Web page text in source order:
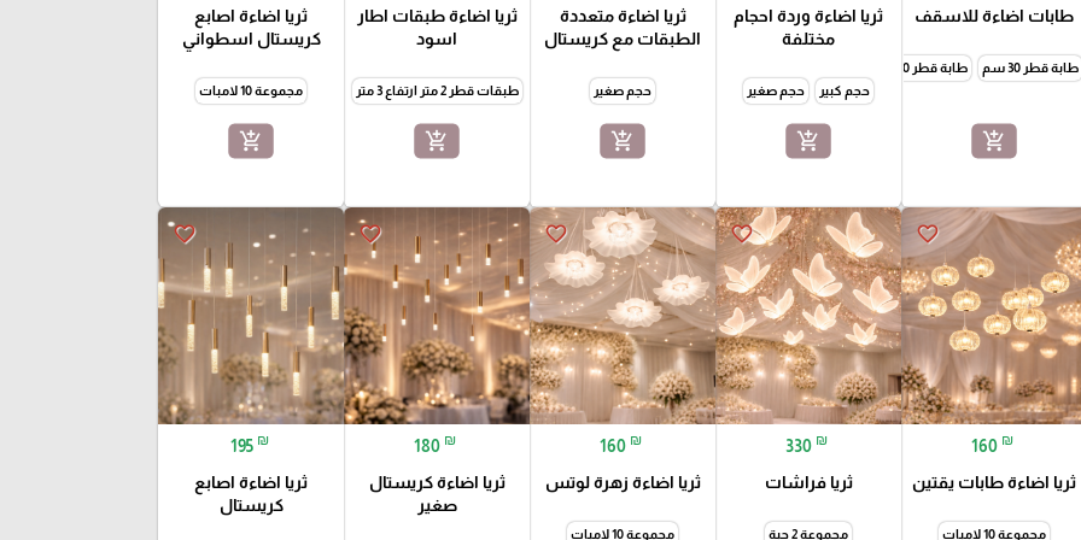
طابات اضاءة للاسقف
طابة قطر 30 سم طابة قطر 40 سم
add_shopping_cart
ثريا اضاءة وردة احجام
مختلفة
حجم كبير حجم صغير
add_shopping_cart
ثريا اضاءة متعددة
الطبقات مع كريستال
حجم صغير
add_shopping_cart
ثريا اضاءة طبقات اطار
اسود
طبقات قطر 2 متر ارتفاع 3 متر
add_shopping_cart
ثريا اضاءة اصابع
كريستال اسطواني
مجموعة 10 لامبات
add_shopping_cart
favorite_border
160 ₪
ثريا اضاءة طابات يقتين
مجموعة 10 لامبات
favorite_border
330 ₪
ثريا فراشات
مجموعة 2 حبة
favorite_border
160 ₪
ثريا اضاءة زهرة لوتس
مجموعة 10 لامبات
favorite_border
180 ₪
ثريا اضاءة كريستال
صغير
favorite_border
195 ₪
ثريا اضاءة اصابع
كريستال